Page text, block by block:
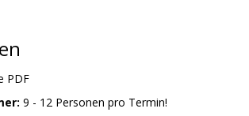
PDF
9 - 12 Personen pro Termin!